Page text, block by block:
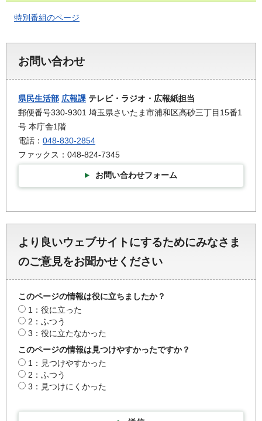
特別番組のページ
お問い合わせ
県民生活部 広報課 テレビ・ラジオ・広報紙担当
郵便番号330-9301 埼玉県さいたま市浦和区高砂三丁目15番1
号 本庁舎1階
電話： 048-830-2854
ファックス：048-824-7345
お問い合わせフォーム
より良いウェブサイトにするためにみなさま
のご意見をお聞かせください
このページの情報は役に立ちましたか？
1：役に立った
2：ふつう
3：役に立たなかった
このページの情報は見つけやすかったですか？
1：見つけやすかった
2：ふつう
3：見つけにくかった